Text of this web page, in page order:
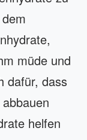
müde und
dafür, dass
helfen